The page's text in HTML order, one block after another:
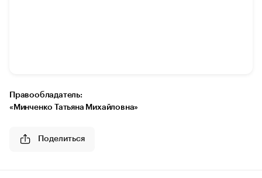
Правообладатель:
«Минченко Татьяна Михайловна»
Поделиться